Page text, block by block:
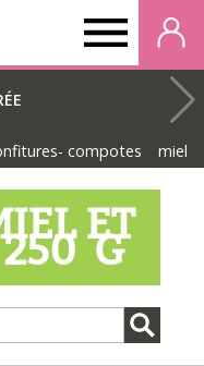
compotes miel
ET
250 G